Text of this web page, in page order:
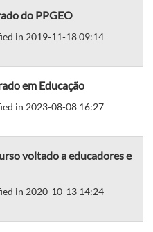
do PPGEO
in 2019-11-18 09:14
em Educação
in 2023-08-08 16:27
voltado a educadores e
in 2020-10-13 14:24